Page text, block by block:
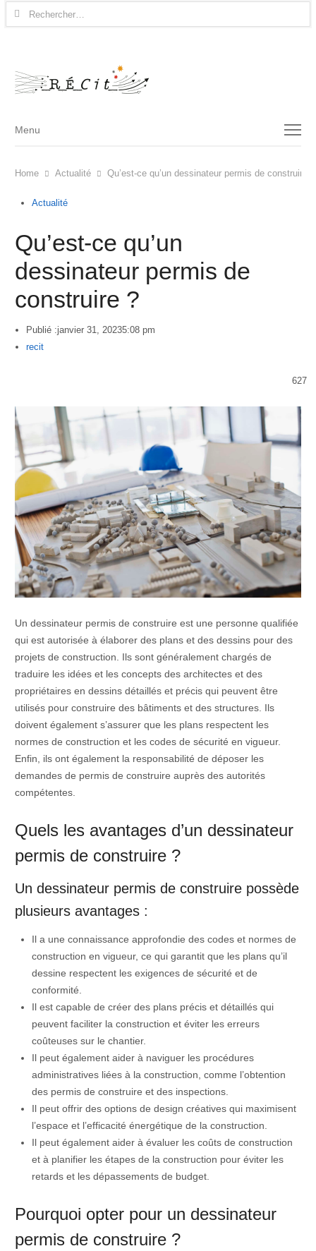
Rechercher :
Menu
Menu
Home Actualité Qu’est-ce qu’un dessinateur permis de construire ?
Actualité
Qu’est-ce qu’un
dessinateur permis de
construire ?
Publié :janvier 31, 20235:08 pm
Author
recit
627
Un dessinateur permis de construire est une personne qualifiée
qui est autorisée à élaborer des plans et des dessins pour des
projets de construction. Ils sont généralement chargés de
traduire les idées et les concepts des architectes et des
propriétaires en dessins détaillés et précis qui peuvent être
utilisés pour construire des bâtiments et des structures. Ils
doivent également s’assurer que les plans respectent les
normes de construction et les codes de sécurité en vigueur.
Enfin, ils ont également la responsabilité de déposer les
demandes de permis de construire auprès des autorités
compétentes.
Quels les avantages d’un dessinateur
permis de construire ?
Un dessinateur permis de construire possède
plusieurs avantages :
Il a une connaissance approfondie des codes et normes de
construction en vigueur, ce qui garantit que les plans qu’il
dessine respectent les exigences de sécurité et de
conformité.
Il est capable de créer des plans précis et détaillés qui
peuvent faciliter la construction et éviter les erreurs
coûteuses sur le chantier.
Il peut également aider à naviguer les procédures
administratives liées à la construction, comme l’obtention
des permis de construire et des inspections.
Il peut offrir des options de design créatives qui maximisent
l’espace et l’efficacité énergétique de la construction.
Il peut également aider à évaluer les coûts de construction
et à planifier les étapes de la construction pour éviter les
retards et les dépassements de budget.
Pourquoi opter pour un dessinateur
permis de construire ?